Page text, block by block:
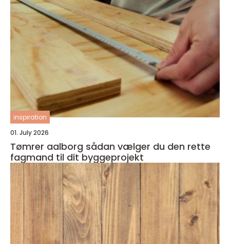
inspiration
01. July 2026
Tømrer aalborg sådan vælger du den rette
fagmand til dit byggeprojekt